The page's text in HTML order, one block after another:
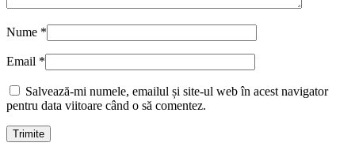
Nume *
Email *
Salvează-mi numele, emailul și site-ul web în acest navigator
pentru data viitoare când o să comentez.